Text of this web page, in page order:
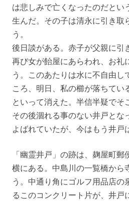
は悲しみで亡くなったのだとい
生んだ。その子は清永に引き取
う。
後日談がある。赤子が父親に引
再び女が飴屋にあらわれ、お礼
う。このあたりは水に不自由し
ころ、明日、私の櫛が落ちてい
といって消えた。半信半疑でそ
その後涸れる事のない井戸とな
よばれていたが、今はもう井
「幽霊井戸」の跡は、麹屋町
横にある。中島川の一覧橋から
う。中通り角にゴルフ用品店の
るこのコンクリート片が、井戸